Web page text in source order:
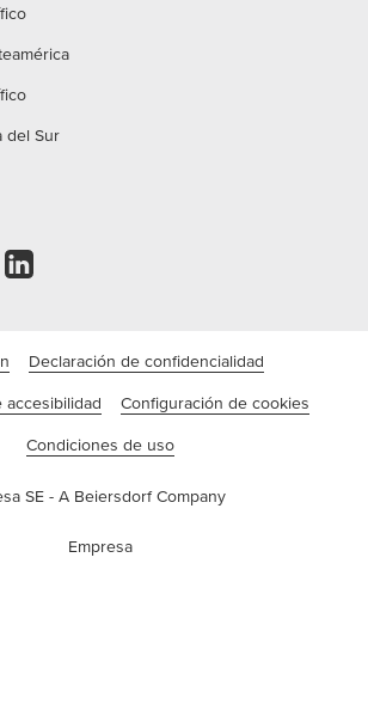
del Sur
Declaración de confidencialidad
accesibilidad Configuración de cookies
Condiciones de uso
SE - A Beiersdorf Company
Empresa